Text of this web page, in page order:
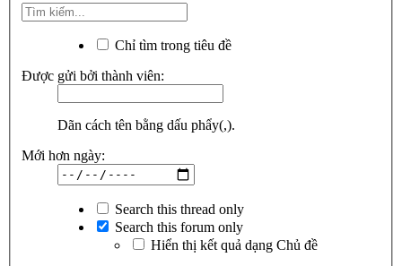
Chỉ tìm trong tiêu đề
Được gửi bởi thành viên:
Dãn cách tên bằng dấu phẩy(,).
Mới hơn ngày:
Search this thread only
Search this forum only
Hiển thị kết quả dạng Chủ đề